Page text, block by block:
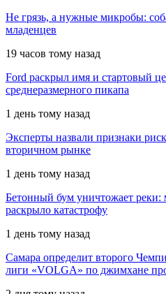
Не грязь, а нужные микробы:
младенцев
19 часов тому назад
Ford раскрыл имя и стартовый
среднеразмерного пикапа
1 день тому назад
Эксперты назвали признаки
вторичном рынке
1 день тому назад
Бетонный бум уничтожает реки:
раскрыло катастрофу
1 день тому назад
Самара определит второго
лиги «VOLGA» по джимхане